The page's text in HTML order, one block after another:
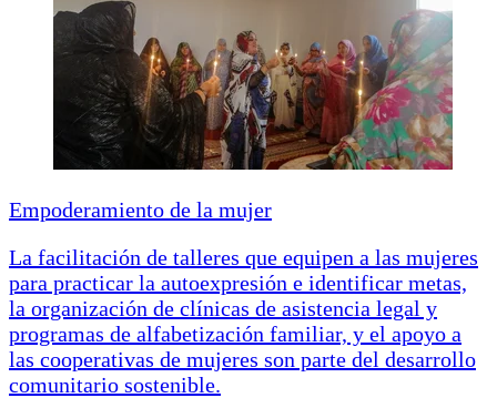
Empoderamiento de la mujer
La facilitación de talleres que equipen a las mujeres
para practicar la autoexpresión e identificar metas,
la organización de clínicas de asistencia legal y
programas de alfabetización familiar, y el apoyo a
las cooperativas de mujeres son parte del desarrollo
comunitario sostenible.